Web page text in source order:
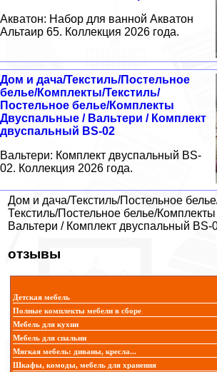
Акватон: Набор для ванной Акватон
Альтаир 65. Коллекция 2026 года.
Дом и дача/Текстиль/Постельное
белье/Комплекты/Текстиль/
Постельное белье/Комплекты
Двуспальные / Вальтери / Комплект
двуспальный BS-02
Вальтери: Комплект двуспальный BS-
02. Коллекция 2026 года.
Дом и дача/Текстиль/Постельное
Текстиль/Постельное белье/
Вальтери / Комплект двуспальный BS-
отзывы
Детская мебель
Полные комплекты мебели в сборе
Мебель для кухни
Мебель для спальни
Мягкая мебель: диваны, кресла...
Шкафы, комоды, мебель для хранения